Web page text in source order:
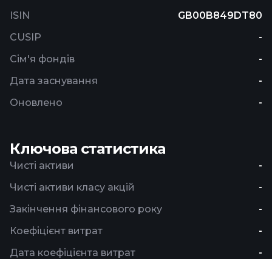
ISIN
GB00B849DT80
CUSIP
-
Сім'я фондів
-
Дата заснування
-
Оновлено
-
Ключова статистика
Чисті активи
-
Чисті активи класу акцій
-
Закінчення фінансового року
-
Коефіцієнт витрат
-
Дата коефіцієнта витрат
-